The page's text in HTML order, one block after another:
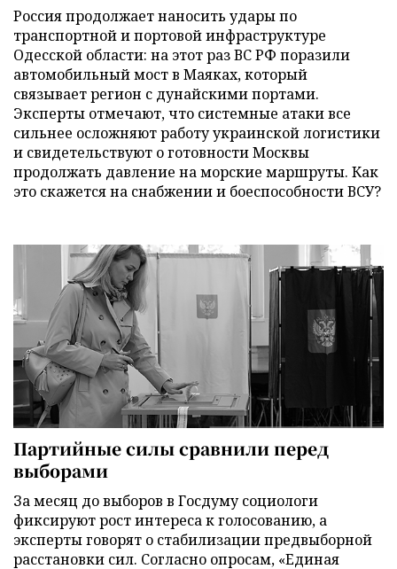
Россия продолжает наносить удары по
транспортной и портовой инфраструктуре
Одесской области: на этот раз ВС РФ поразили
автомобильный мост в Маяках, который
связывает регион с дунайскими портами.
Эксперты отмечают, что системные атаки все
сильнее осложняют работу украинской логистики
и свидетельствуют о готовности Москвы
продолжать давление на морские маршруты. Как
это скажется на снабжении и боеспособности ВСУ?
Партийные силы сравнили перед
выборами
За месяц до выборов в Госдуму социологи
фиксируют рост интереса к голосованию, а
эксперты говорят о стабилизации предвыборной
расстановки сил. Согласно опросам, «Единая